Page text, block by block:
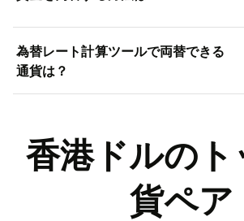
為替レート計算ツールで両替できる
通貨は？
香港ドルのト
貨ペア